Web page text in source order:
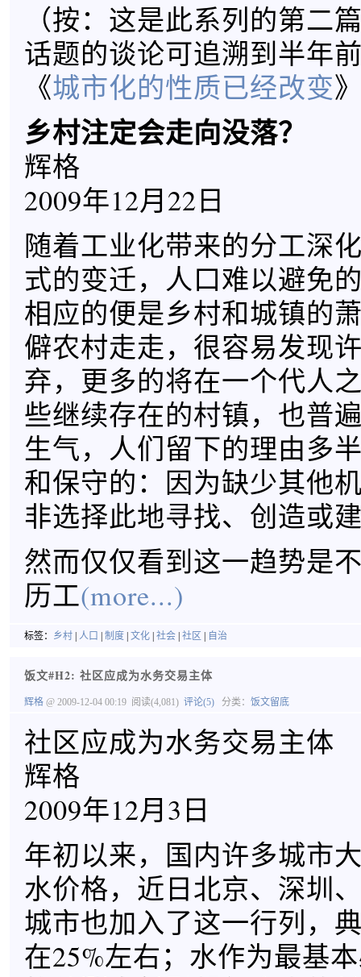
（按：这是此系列的第二
话题的谈论可追溯到半年
《城市化的性质已经改变
乡村注定会走向没落？
辉格
2009年12月22日
随着工业化带来的分工深
式的变迁，人口难以避免
相应的便是乡村和城镇的
僻农村走走，很容易发现
弃，更多的将在一个代人
些继续存在的村镇，也普
生气，人们留下的理由多
和保守的：因为缺少其他
非选择此地寻找、创造或
然而仅仅看到这一趋势是
历工(more...)
标签： 乡村 人口 制度 文化 社会 社区 自治
饭文#H2: 社区应成为水务交易主体
辉格 @ 2009-12-04 00:19 阅读(4,081) 评论(5) 分类： 饭文留底
社区应成为水务交易主体
辉格
2009年12月3日
年初以来，国内许多城市
水价格，近日北京、深圳
城市也加入了这一行列，
在25%左右；水作为最基